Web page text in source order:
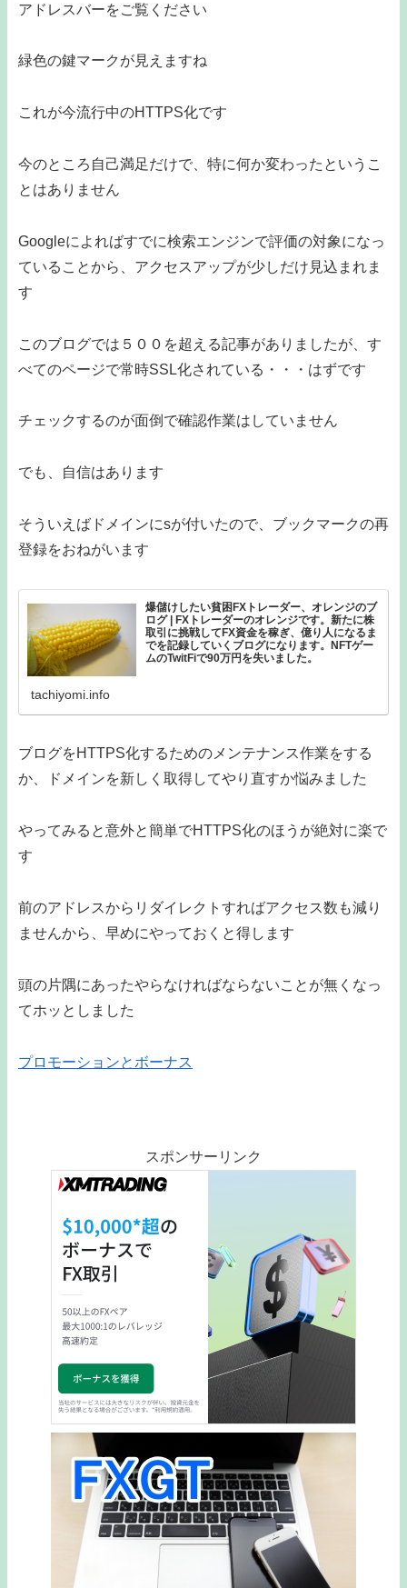
アドレスバーをご覧ください
緑色の鍵マークが見えますね
これが今流行中のHTTPS化です
今のところ自己満足だけで、特に何か変わったというこ
とはありません
Googleによればすでに検索エンジンで評価の対象になっ
ていることから、アクセスアップが少しだけ見込まれま
す
このブログでは５００を超える記事がありましたが、す
べてのページで常時SSL化されている・・・はずです
チェックするのが面倒で確認作業はしていません
でも、自信はあります
そういえばドメインにsが付いたので、ブックマークの再
登録をおねがいます
爆儲けしたい貧困FXトレーダー、オレンジのブ
ログ | FXトレーダーのオレンジです。新たに株
取引に挑戦してFX資金を稼ぎ、億り人になるま
でを記録していくブログになります。NFTゲー
ムのTwitFiで90万円を失いました。
tachiyomi.info
ブログをHTTPS化するためのメンテナンス作業をする
か、ドメインを新しく取得してやり直すか悩みました
やってみると意外と簡単でHTTPS化のほうが絶対に楽で
す
前のアドレスからリダイレクトすればアクセス数も減り
ませんから、早めにやっておくと得します
頭の片隅にあったやらなければならないことが無くなっ
てホッとしました
プロモーションとボーナス
スポンサーリンク